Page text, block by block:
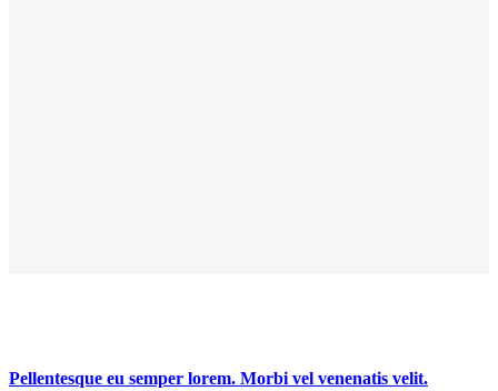
Pellentesque eu semper lorem. Morbi vel venenatis velit.